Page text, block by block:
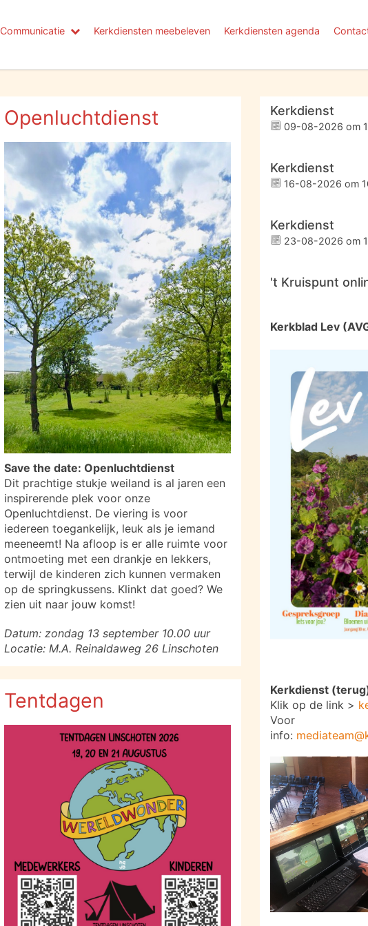
Communicatie Kerkdiensten meebeleven Kerkdiensten agenda
Openluchtdienst
Save the date: Openluchtdienst
Dit prachtige stukje weiland is al jaren een
inspirerende plek voor onze
Openluchtdienst. De viering is voor
iedereen toegankelijk, leuk als je iemand
meeneemt! Na afloop is er alle ruimte voor
ontmoeting met een drankje en lekkers,
terwijl de kinderen zich kunnen vermaken
op de springkussens. Klinkt dat goed? We
zien uit naar jouw komst!
Datum: zondag 13 september 10.00 uur
Locatie: M.A. Reinaldaweg 26 Linschoten
Tentdagen
Kerkdienst
09-08-2026 om
Kerkdienst
16-08-2026 om
Kerkdienst
23-08-2026 om
't Kruispunt
Kerkblad Lev
Kerkdienst
Klik op de link >
Voor
info: